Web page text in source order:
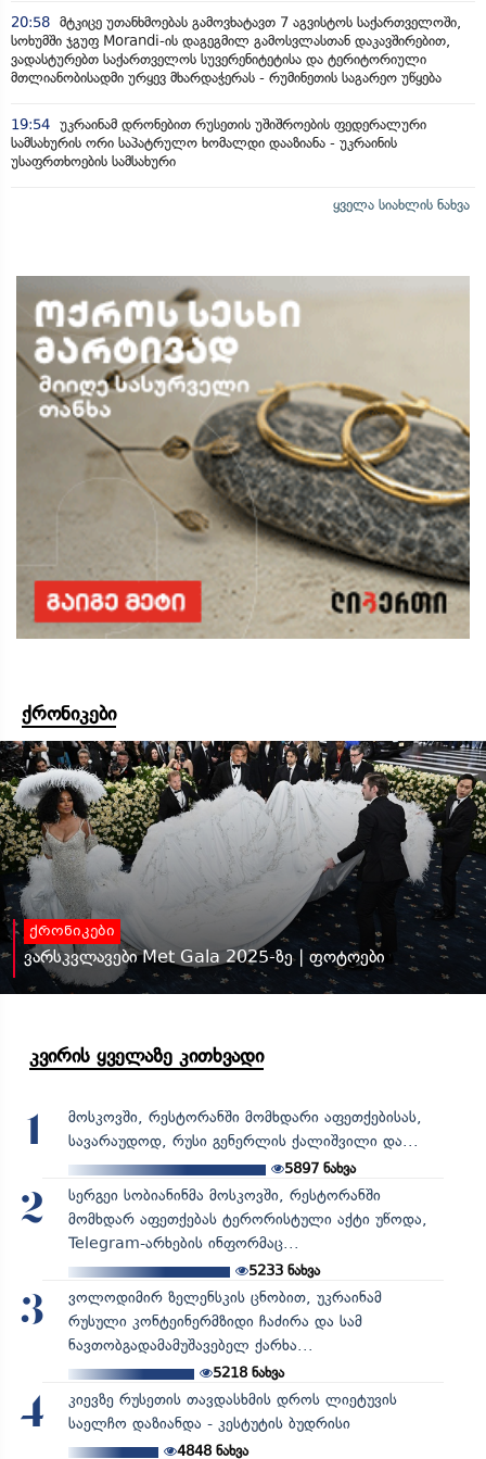
20:58 მტკიცე უთანხმოებას გამოვხატავთ 7 აგვისტოს საქართველოში,
სოხუმში ჯგუფ Morandi-ის დაგეგმილ გამოსვლასთან დაკავშირებით,
ვადასტურებთ საქართველოს სუვერენიტეტისა და ტერიტორიული
მთლიანობისადმი ურყევ მხარდაჭერას - რუმინეთის საგარეო უწყება
19:54 უკრაინამ დრონებით რუსეთის უშიშროების ფედერალური
სამსახურის ორი საპატრულო ხომალდი დააზიანა - უკრაინის
უსაფრთხოების სამსახური
ყველა სიახლის ნახვა
ქრონიკები
ქრონიკები
ვარსკვლავები Met Gala 2025-ზე | ფოტოები
კვირის ყველაზე კითხვადი
1
მოსკოვში, რესტორანში მომხდარი აფეთქებისას,
სავარაუდოდ, რუსი გენერლის ქალიშვილი და...
5897 ნახვა
2
სერგეი სობიანინმა მოსკოვში, რესტორანში
მომხდარ აფეთქებას ტერორისტული აქტი უწოდა,
Telegram-არხების ინფორმაც...
5233ნახვა
3
ვოლოდიმირ ზელენსკის ცნობით, უკრაინამ
რუსული კონტეინერმზიდი ჩაძირა და სამ
ნავთობგადამამუშავებელ ქარხა...
5218ნახვა
4
კიევზე რუსეთის თავდასხმის დროს ლიეტუვის
საელჩო დაზიანდა - კესტუტის ბუდრისი
4848ნახვა